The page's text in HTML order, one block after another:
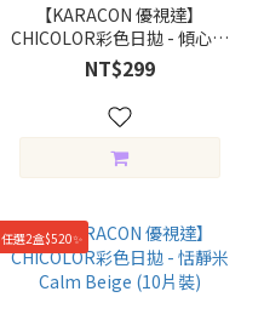
【KARACON 優視達】
CHICOLOR彩色日拋 - 傾心棕
Loving Brown (10片裝)
NT$299
任選2盒$520✨